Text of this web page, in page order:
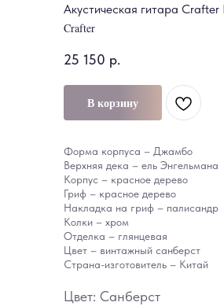
Акустическая гитара Crafter
Crafter
25 150 р.
В корзину
Форма корпуса – Джамбо
Верхняя дека – ель Энгельмана
Корпус – красное дерево
Гриф – красное дерево
Накладка на гриф – палисандр
Колки – хром
Отделка – глянцевая
Цвет – винтажный санберст
Страна-изготовитель – Китай
Цвет: Санберст